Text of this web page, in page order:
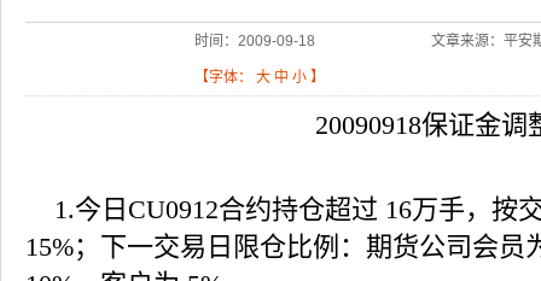
时间：2009-09-18 文章来源：平安
【字体： 大 中 小 】
20090918保证金调
1.今日 CU0912合约持仓超过 16万手，按
15%；下一交易日限仓比例：期货公司会员